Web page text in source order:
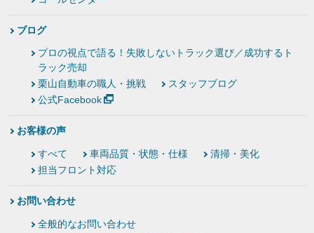
ブログ
プロの視点で語る！失敗しないトラック選び／成功するト
ラック売却
栗山自動車の職人・挑戦
スタッフブログ
公式Facebook
お客様の声
すべて 車両品質・状態・仕様
清掃・美化
担当フロント対応
お問い合わせ
全般的なお問い合わせ